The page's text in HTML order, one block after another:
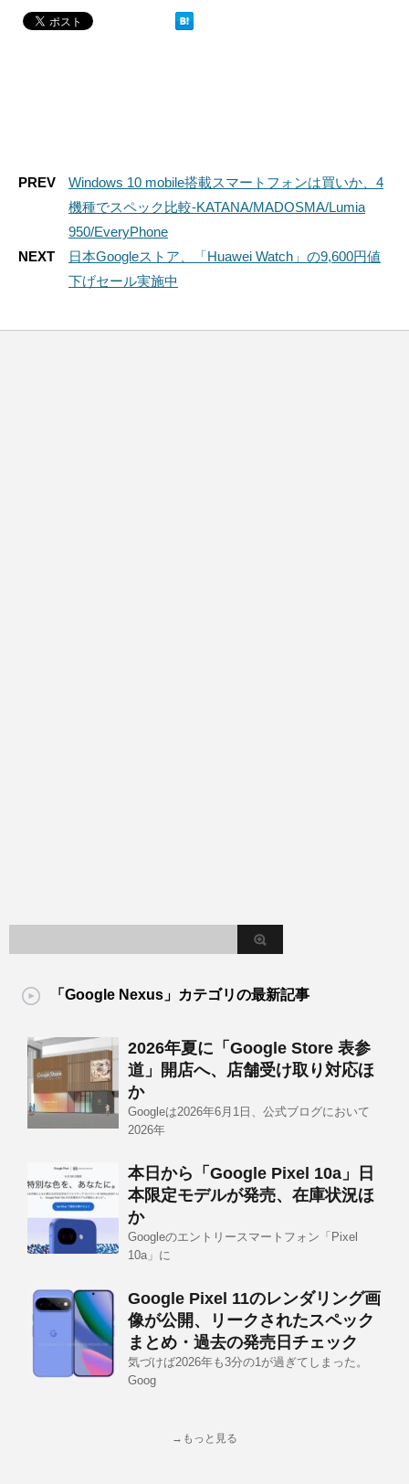
PREV
Windows 10 mobile搭載スマートフォンは買いか、4
機種でスペック比較-KATANA/MADOSMA/Lumia
950/EveryPhone
NEXT
日本Googleストア、「Huawei Watch」の9,600円値
下げセール実施中
「Google Nexus」カテゴリの最新記事
2026年夏に「Google Store 表参
道」開店へ、店舗受け取り対応ほ
か
Googleは2026年6月1日、公式ブログにおいて
2026年
本日から「Google Pixel 10a」日
本限定モデルが発売、在庫状況ほ
か
Googleのエントリースマートフォン「Pixel
10a」に
Google Pixel 11のレンダリング画
像が公開、リークされたスペック
まとめ・過去の発売日チェック
気づけば2026年も3分の1が過ぎてしまった。
Goog
→もっと見る